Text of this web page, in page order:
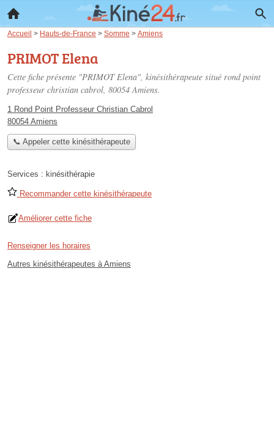
Accueil > Hauts-de-France > Somme > Amiens
PRIMOT Elena
Cette fiche présente "PRIMOT Elena", kinésithérapeute situé rond point
professeur christian cabrol, 80054 Amiens.
1 Rond Point Professeur Christian Cabrol
80054 Amiens
📞 Appeler cette kinésithérapeute
Services : kinésithérapie
Recommander cette kinésithérapeute
Améliorer cette fiche
Renseigner les horaires
Autres kinésithérapeutes à Amiens